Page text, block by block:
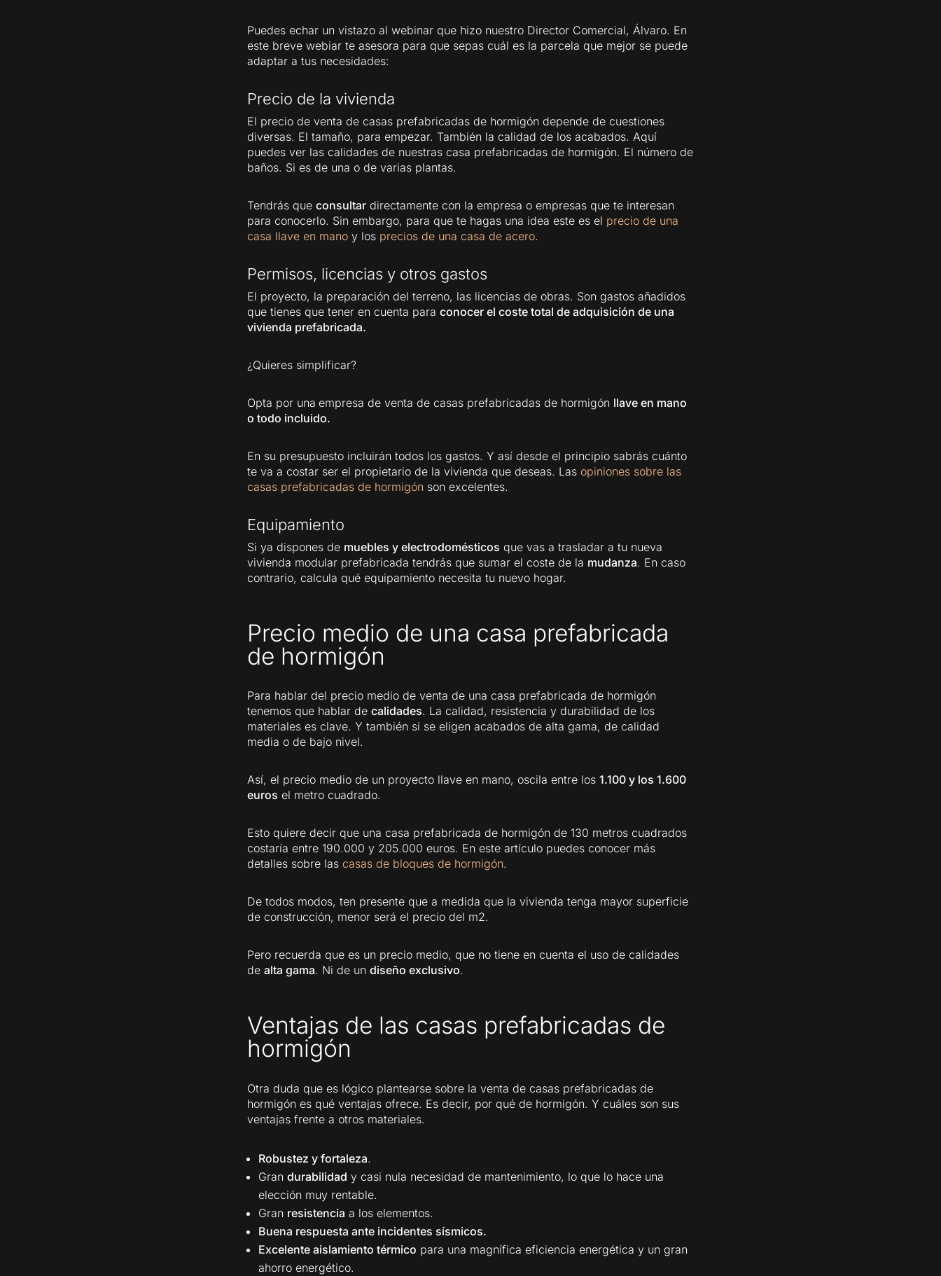
Puedes echar un vistazo al webinar que hizo nuestro Director Comercial, Álvaro. En
este breve webiar te asesora para que sepas cuál es la parcela que mejor se puede
adaptar a tus necesidades:
Precio de la vivienda
El precio de venta de casas prefabricadas de hormigón depende de cuestiones
diversas. El tamaño, para empezar. También la calidad de los acabados. Aquí
puedes ver las calidades de nuestras casa prefabricadas de hormigón. El número de
baños. Si es de una o de varias plantas.
Tendrás que consultardirectamente con la empresa o empresas que te interesan
para conocerlo. Sin embargo, para que te hagas una idea este es el precio de una
casa llave en manoy los precios de una casa de acero.
Permisos, licencias y otros gastos
El proyecto, la preparación del terreno, las licencias de obras. Son gastos añadidos
que tienes que tener en cuenta para conocer el coste total de adquisición de una
vivienda prefabricada.
¿Quieres simplificar?
Opta por una empresa de venta de casas prefabricadas de hormigón llave en mano
o todo incluido.
En su presupuesto incluirán todos los gastos. Y así desde el principio sabrás cuánto
te va a costar ser el propietario de la vivienda que deseas. Las opiniones sobre las
casas prefabricadas de hormigón son excelentes.
Equipamiento
Si ya dispones de muebles y electrodomésticos que vas a trasladar a tu nueva
vivienda modular prefabricada tendrás que sumar el coste de la mudanza. En caso
contrario, calcula qué equipamiento necesita tu nuevo hogar.
Precio medio de una casa prefabricada
de hormigón
Para hablar del precio medio de venta de una casa prefabricada de hormigón
tenemos que hablar de calidades. La calidad, resistencia y durabilidad de los
materiales es clave. Y también si se eligen acabados de alta gama, de calidad
media o de bajo nivel.
Así, el precio medio de un proyecto llave en mano, oscila entre los 1.100 y los 1.600
euros el metro cuadrado.
Esto quiere decir que una casa prefabricada de hormigón de 130 metros cuadrados
costaría entre 190.000 y 205.000 euros. En este artículo puedes conocer más
detalles sobre las casas de bloques de hormigón.
De todos modos, ten presente que a medida que la vivienda tenga mayor superficie
de construcción, menor será el precio del m2.
Pero recuerda que es un precio medio, que no tiene en cuenta el uso de calidades
de alta gama. Ni de un diseño exclusivo.
Ventajas de las casas prefabricadas de
hormigón
Otra duda que es lógico plantearse sobre la venta de casas prefabricadas de
hormigón es qué ventajas ofrece. Es decir, por qué de hormigón. Y cuáles son sus
ventajas frente a otros materiales.
Robustez y fortaleza.
Gran durabilidad y casi nula necesidad de mantenimiento, lo que lo hace una
elección muy rentable.
Gran resistencia a los elementos.
Buena respuesta ante incidentes sísmicos.
Excelente aislamiento térmico para una magnífica eficiencia energética y un gran
ahorro energético.